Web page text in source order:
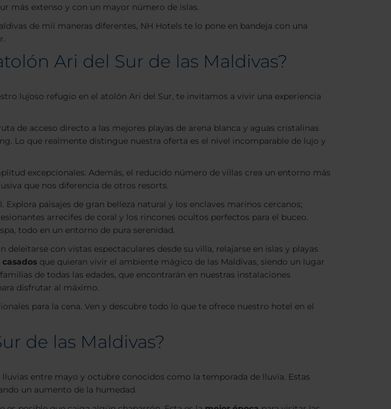
más extenso y con un mayor número de islas.
de mil maneras diferentes, NH Hotels te lo pone en bandeja con una
Ari del Sur de las Maldivas?
lujoso refugio en el atolón Ari del Sur, te invitamos a vivir una experiencia
de acceso directo a las mejores playas de arena blanca y aguas cristalinas
Lo que realmente distingue nuestra oferta es el nivel incomparable de lujo y
excepcionales. Además, el reducido número de villas crea un entorno más
que nos diferencia de otros resorts.
paisajes de gran belleza natural y los enclaves marinos cercanos;
arrecifes de coral y los rincones ocultos perfectos para el buceo.
todo en un entorno de pura serenidad.
deleitarse con vistas espectaculares desde su villa, relajarse en islas y playas
que quieran vivir el ambiente mágico de las Maldivas, siendo un lugar
de todas las edades, que encontrarán en nuestras instalaciones
disfrutar al máximo.
para la cena. Ven y descubre todo lo que te ofrece nuestro hotel en el
de las Maldivas?
lluvias entre mayo y octubre conocidos como la temporada de lluvia. Estas
un aumento de la humedad.